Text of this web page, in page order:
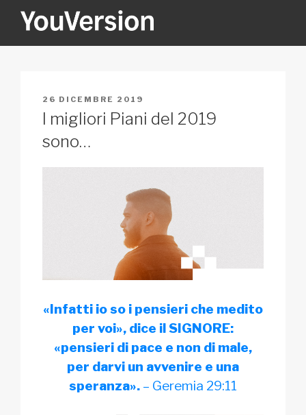
YOUVERSION
PUBBLICATO
IL
26 DICEMBRE 2019
I migliori Piani del 2019
sono…
«Infatti io so i pensieri che medito
per voi», dice il SIGNORE:
«pensieri di pace e non di male,
per darvi un avvenire e una
speranza». – Geremia 29:11